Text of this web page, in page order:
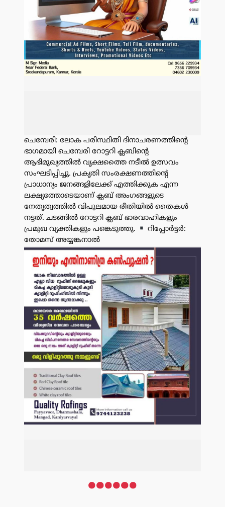
ചെമ്പേരി: ലോക പരിസ്ഥിതി ദിനാചരണത്തിന്റെ
ഭാഗമായി ചെമ്പേരി റോട്ടറി ക്ലബിന്റെ
ആഭിമുഖ്യത്തിൽ വൃക്ഷത്തൈ നടീൽ ഉത്സവം
സംഘടിപ്പിച്ചു. പ്രകൃതി സംരക്ഷണത്തിന്റെ
പ്രാധാന്യം ജനങ്ങളിലേക്ക് എത്തിക്കുക എന്ന
ലക്ഷ്യത്തോടെയാണ് ക്ലബ് അംഗങ്ങളുടെ
നേതൃത്വത്തിൽ വിപുലമായ രീതിയിൽ തൈകൾ
നട്ടത്. ചടങ്ങിൽ റോട്ടറി ക്ലബ് ഭാരവാഹികളും
പ്രമുഖ വ്യക്തികളും പങ്കെടുത്തു.
റിപ്പോർട്ടർ:
തോമസ് അയ്യങ്കനാൽ
പരസ്യം